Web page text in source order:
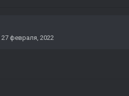
27 февраля, 2022